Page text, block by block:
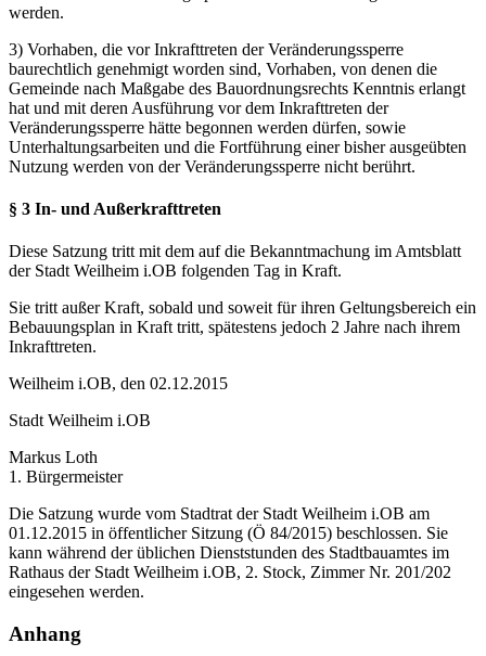
werden.
3) Vorhaben, die vor Inkrafttreten der Veränderungssperre
baurechtlich genehmigt worden sind, Vorhaben, von denen die
Gemeinde nach Maßgabe des Bauordnungsrechts Kenntnis erlangt
hat und mit deren Ausführung vor dem Inkrafttreten der
Veränderungssperre hätte begonnen werden dürfen, sowie
Unterhaltungsarbeiten und die Fortführung einer bisher ausgeübten
Nutzung werden von der Veränderungssperre nicht berührt.
§ 3 In- und Außerkrafttreten
Diese Satzung tritt mit dem auf die Bekanntmachung im Amtsblatt
der Stadt Weilheim i.OB folgenden Tag in Kraft.
Sie tritt außer Kraft, sobald und soweit für ihren Geltungsbereich ein
Bebauungsplan in Kraft tritt, spätestens jedoch 2 Jahre nach ihrem
Inkrafttreten.
Weilheim i.OB, den 02.12.2015
Stadt Weilheim i.OB
Markus Loth
1. Bürgermeister
Die Satzung wurde vom Stadtrat der Stadt Weilheim i.OB am
01.12.2015 in öffentlicher Sitzung (Ö 84/2015) beschlossen. Sie
kann während der üblichen Dienststunden des Stadtbauamtes im
Rathaus der Stadt Weilheim i.OB, 2. Stock, Zimmer Nr. 201/202
eingesehen werden.
Anhang